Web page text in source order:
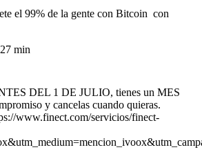
el 99% de la gente con Bitcoin ️ con
min
DEL 1 DE JULIO, tienes un MES
y cancelas cuando quieras.
www.finect.com/servicios/finect-